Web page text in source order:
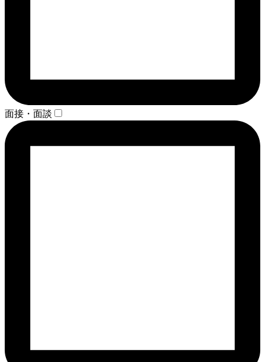
面接・面談